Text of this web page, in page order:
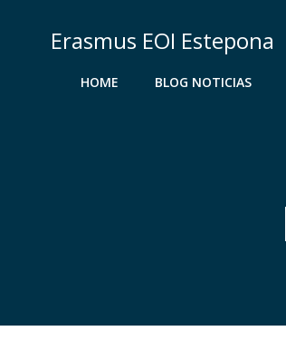
contenidoErasmus EOI Estepona
HOME BLOG NOTICIAS